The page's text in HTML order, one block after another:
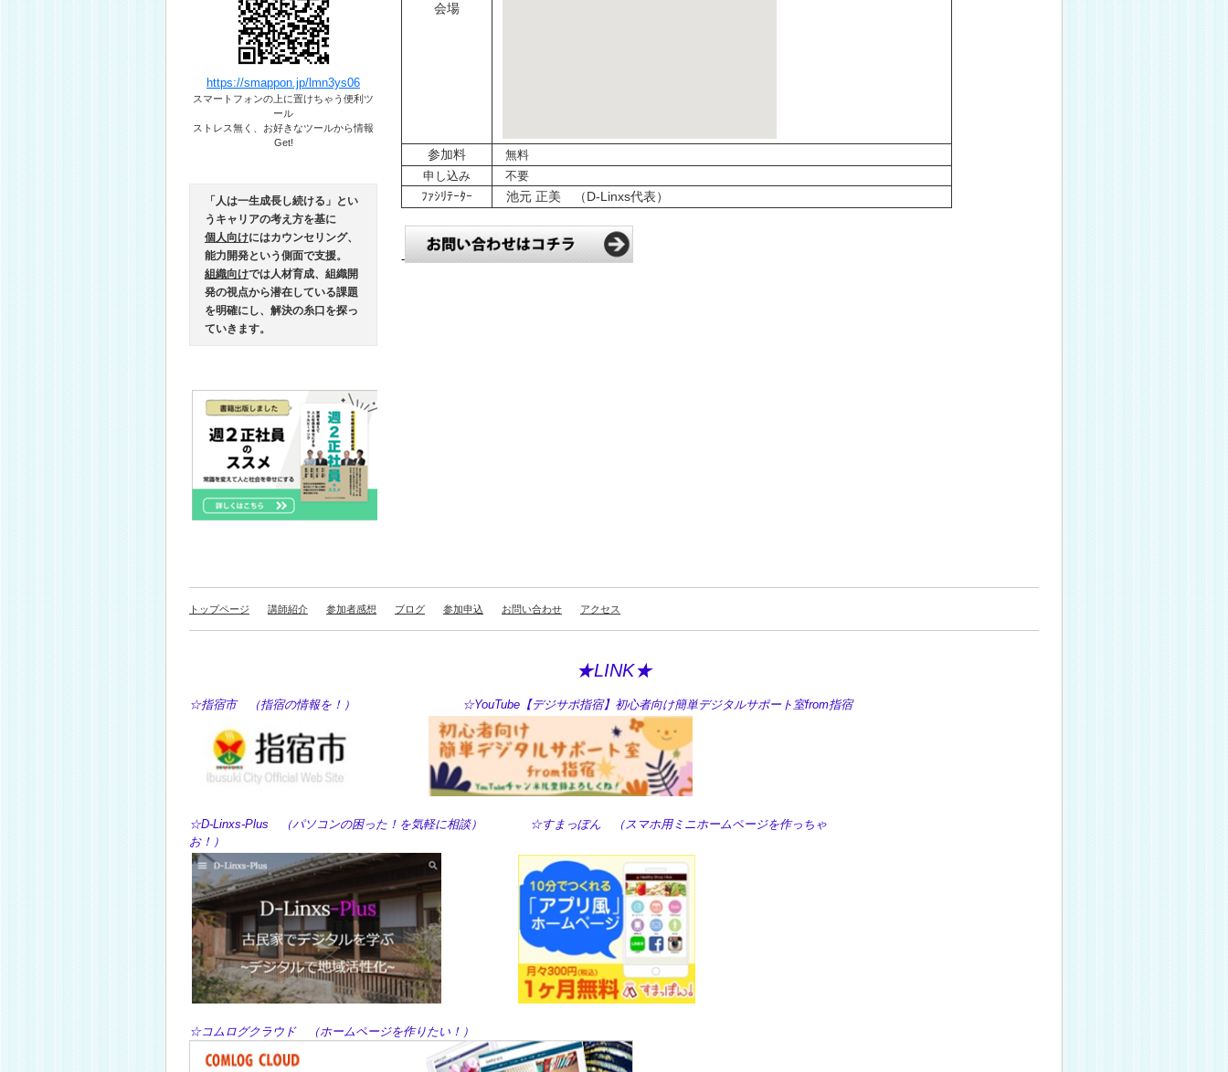
https://smappon.jp/lmn3ys06
スマートフォンの上に置けちゃう便利ツ
ール​
ストレス無く、お好きなツールから情報
Get!
「人は一生成長し続ける」とい
うキャリアの考え方を基に
個人向けにはカウンセリング、
能力開発という側面で支援。
組織向けでは人材育成、組織開
発の視点から潜在している課題
を明確にし、解決の糸口を探っ
ていきます。
会場
参加料
無料
申し込み
不要
ﾌｧｼﾘﾃｰﾀｰ 池元 正美 （D-Linxs代表）
-
トップページ 講師紹介 参加者感想 ブログ 参加申込 お問い合わせ アクセス
★LINK★
☆指宿市 （指宿の情報を！） ☆YouTube【デジサポ指宿】初心者向け簡単デジタルサポート室from指宿
☆D-Linxs-Plus （パソコンの困った！を気軽に相談） ☆すまっぽん （スマホ用ミニホームページを作っちゃ
お！）
☆コムログクラウド （ホームページを作りたい！）